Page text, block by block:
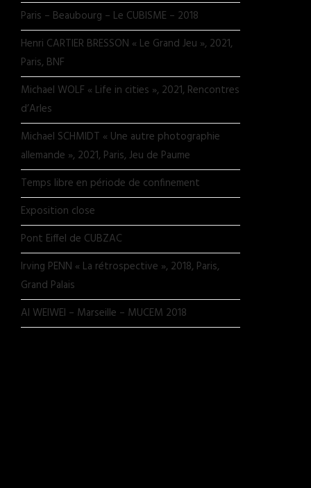
Paris – Beaubourg – Le CUBISME – 2018
Henri CARTIER BRESSON « Le Grand Jeu », 2021,
Paris, BNF
Michael WOLF « Life in cities », 2021, Rencontres
d’Arles
Michael SCHMIDT « Une autre photographie
allemande », 2021, Paris, Jeu de Paume
Temps libre en période de confinement
Exposition close
Pont Eiffel de CUBZAC
Irving PENN « La rétrospective », 2018, Paris,
Grand Palais
AI WEIWEI – Marseille – MUCEM 2018